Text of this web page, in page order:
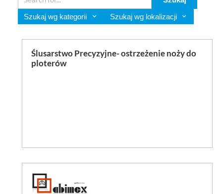
BLOG
Szukaj wg kategorii
Szukaj wg lokalizacji
Ślusarstwo Precyzyjne- ostrzeżenie noży do
ploterów